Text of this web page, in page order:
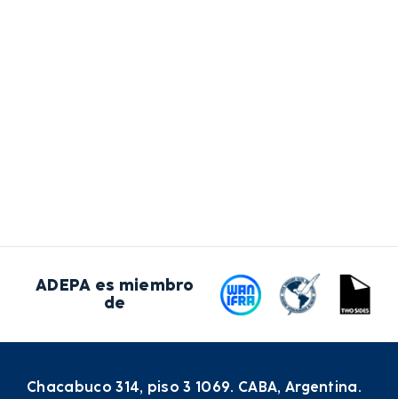
ADEPA es miembro
de
Chacabuco 314, piso 3 1069. CABA, Argentina.